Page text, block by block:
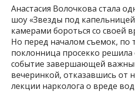
Анастасия Волочкова стала
шоу «Звезды под
камерами бороться со своей
Но перед началом съемок, по
поклонница просекко решила
событие завершающей
вечеринкой, отказавшись от
лекции нарколога о вреде